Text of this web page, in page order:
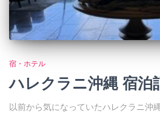
宿・ホテル
ハレクラニ沖縄 宿
以前から気になっていたハレクラニ沖